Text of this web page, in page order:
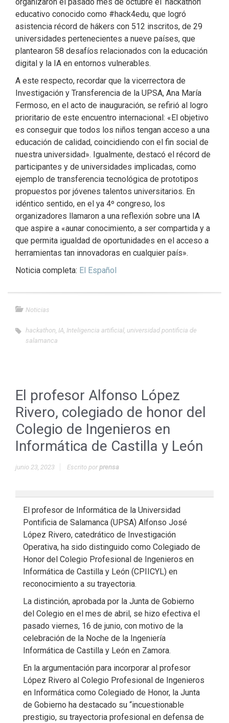
organizaron el pasado mes de octubre el ‘hackathon’
educativo conocido como #hack4edu, que logró
asistencia récord de hákers con 512 inscritos, de 29
universidades pertenecientes a nueve países, que
plantearon 58 desafíos relacionados con la educación
digital y la IA en entornos vulnerables.
A este respecto, recordar que la vicerrectora de
Investigación y Transferencia de la UPSA, Ana María
Fermoso, en el acto de inauguración, se refirió al logro
prioritario de este encuentro internacional: «El objetivo
es conseguir que todos los niños tengan acceso a una
educación de calidad, coincidiendo con el fin social de
nuestra universidad». Igualmente, destacó el récord de
participantes y de universidades implicadas, como
ejemplo de transferencia tecnológica de prototipos
propuestos por jóvenes talentos universitarios. En
idéntico sentido, en el ya 4º congreso, los
organizadores llamaron a una reflexión sobre una IA
que aspire a «aunar conocimiento, a ser compartida y a
que permita igualdad de oportunidades en el acceso a
herramientas tan innovadoras en cualquier país».
Noticia completa: El Español
Noticias
hackathon, IA, Inteligencia artificial, universidad pontificia de
salamanca
El profesor Alfonso López
Rivero, colegiado de honor del
Colegio de Ingenieros en
Informática de Castilla y León
junio 23, 2023 Escrito porprensa
El profesor de Informática de la Universidad
Pontificia de Salamanca (UPSA) Alfonso José
López Rivero, catedrático de Investigación
Operativa, ha sido distinguido como Colegiado de
Honor del Colegio Profesional de Ingenieros en
Informática de Castilla y León (CPIICYL) en
reconocimiento a su trayectoria.
La distinción, aprobada por la Junta de Gobierno
del Colegio en el mes de abril, se hizo efectiva el
pasado viernes, 16 de junio, con motivo de la
celebración de la Noche de la Ingeniería
Informática de Castilla y León en Zamora.
En la argumentación para incorporar al profesor
López Rivero al Colegio Profesional de Ingenieros
en Informática como Colegiado de Honor, la Junta
de Gobierno ha destacado su “incuestionable
prestigio, su trayectoria profesional en defensa de